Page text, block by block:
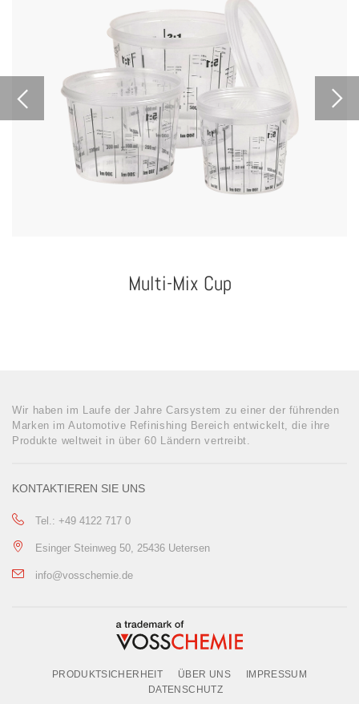
Multi-Mix Cup
Wir haben im Laufe der Jahre Carsystem zu einer der führenden
Marken im Automotive Refinishing Bereich entwickelt, die ihre
Produkte weltweit in über 60 Ländern vertreibt.
KONTAKTIEREN SIE UNS
Tel.: +49 4122 717 0
Esinger Steinweg 50, 25436 Uetersen
info@vosschemie.de
PRODUKTSICHERHEIT ÜBER UNS
IMPRESSUM
DATENSCHUTZ